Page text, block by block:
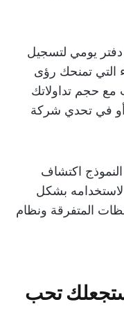
دفتر يومي لتسجيل
التي تمنحك رؤى
مع حجم تداولاتك
في تحدي شركة
اكتشاف
بشكل
المتفرقة ونظام
ستجعلك تحب